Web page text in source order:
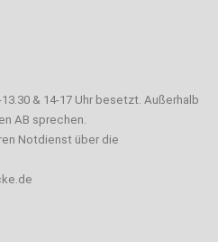
& 14-17 Uhr besetzt. Außerhalb
AB sprechen.
Notdienst über die